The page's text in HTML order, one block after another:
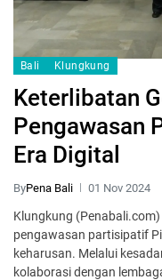
Bali Klungkung
Keterlibatan
Pengawasan
Era Digital
ByPena Bali 01 Nov 2024
Klungkung
pengawasan partisipatif
keharusan. Melalui
kolaborasi dengan